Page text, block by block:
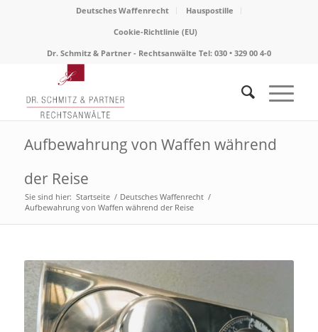
Deutsches Waffenrecht
Hauspostille
Cookie-Richtlinie (EU)
Dr. Schmitz & Partner - Rechtsanwälte Tel: 030 • 329 00 4-0
Aufbewahrung von Waffen während
der Reise
Sie sind hier: Startseite / Deutsches Waffenrecht /
Aufbewahrung von Waffen während der Reise